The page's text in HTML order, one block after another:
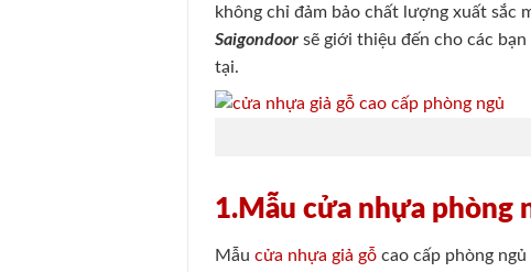
không chỉ đảm bảo chất lượng xuất sắc
Saigondoor sẽ giới thiệu đến cho các
tại.
1.Mẫu cửa nhựa phòng
Mẫucửa nhựa giả gỗ cao cấp phòng